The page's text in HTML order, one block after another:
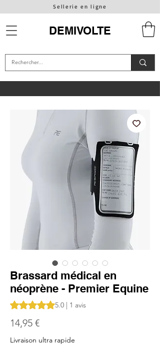
Sellerie en ligne
DEMIVOLTE
Brassard médical en
néoprène - Premier Equine
La note est de 5.0 sur cinq étoiles selon 1
5.0 | 1 avis
14,95 €Prix
Livraison ultra rapide